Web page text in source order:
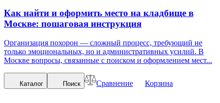
Как найти и оформить место на кладбище в
Москве: пошаговая инструкция
Организация похорон — сложный процесс, требующий не
только эмоциональных, но и административных усилий. В
Москве вопросы, связанные с поиском и оформлением мест...
Каталог Поиск Сравнение Корзина